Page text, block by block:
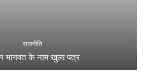
राजनीति
भागवत के नाम खुला पत्र